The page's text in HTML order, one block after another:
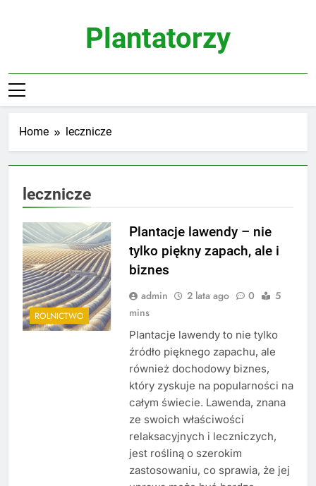
Plantatorzy
Home lecznicze
lecznicze
ROLNICTWO
Plantacje lawendy – nie
tylko piękny zapach, ale i
biznes
admin 2 lata ago 0
5
mins
Plantacje lawendy to nie tylko
źródło pięknego zapachu, ale
również dochodowy biznes,
który zyskuje na popularności na
całym świecie. Lawenda, znana
ze swoich właściwości
relaksacyjnych i leczniczych,
jest rośliną o szerokim
zastosowaniu, co sprawia, że jej